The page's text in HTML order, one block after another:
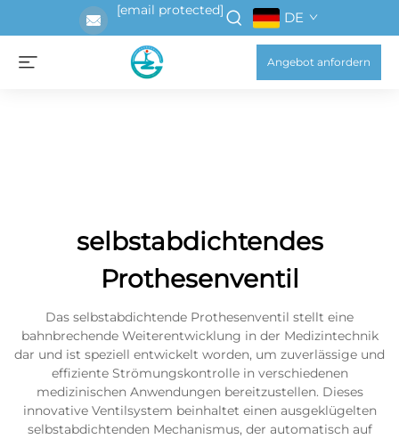
[email protected] DE
Angebot anfordern
selbstabdichtendes
Prothesenventil
Das selbstabdichtende Prothesenventil stellt eine
bahnbrechende Weiterentwicklung in der Medizintechnik
dar und ist speziell entwickelt worden, um zuverlässige und
effiziente Strömungskontrolle in verschiedenen
medizinischen Anwendungen bereitzustellen. Dieses
innovative Ventilsystem beinhaltet einen ausgeklügelten
selbstabdichtenden Mechanismus, der automatisch auf